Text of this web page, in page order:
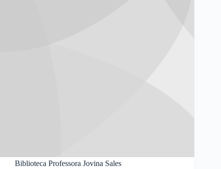
Biblioteca Professora Jovina Sales